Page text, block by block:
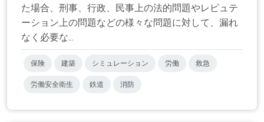
た場合、刑事、行政、民事上の法的問題やレピュテ
ーション上の問題などの様々な問題に対して、漏れ
なく必要な...
保険 建築 シミュレーション 労働 救急
労働安全衛生 鉄道 消防